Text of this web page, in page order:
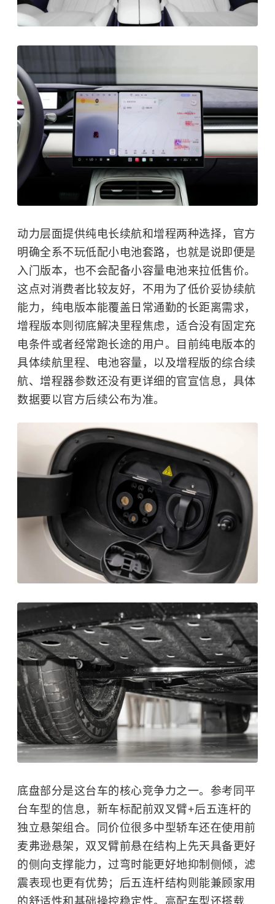
动力层面提供纯电长续航和增程两种选择，官方
明确全系不玩低配小电池套路，也就是说即便是
入门版本，也不会配备小容量电池来拉低售价。
这点对消费者比较友好，不用为了低价妥协续航
能力，纯电版本能覆盖日常通勤的长距离需求，
增程版本则彻底解决里程焦虑，适合没有固定充
电条件或者经常跑长途的用户。目前纯电版本的
具体续航里程、电池容量，以及增程版的综合续
航、增程器参数还没有更详细的官宣信息，具体
数据要以官方后续公布为准。
底盘部分是这台车的核心竞争力之一。参考同平
台车型的信息，新车标配前双叉臂+后五连杆的
独立悬架组合。同价位很多中型轿车还在使用前
麦弗逊悬架，双叉臂前悬在结构上先天具备更好
的侧向支撑能力，过弯时能更好地抑制侧倾，滤
震表现也更有优势；后五连杆结构则能兼顾家用
的舒适性和基础操控稳定性。高配车型还搭载